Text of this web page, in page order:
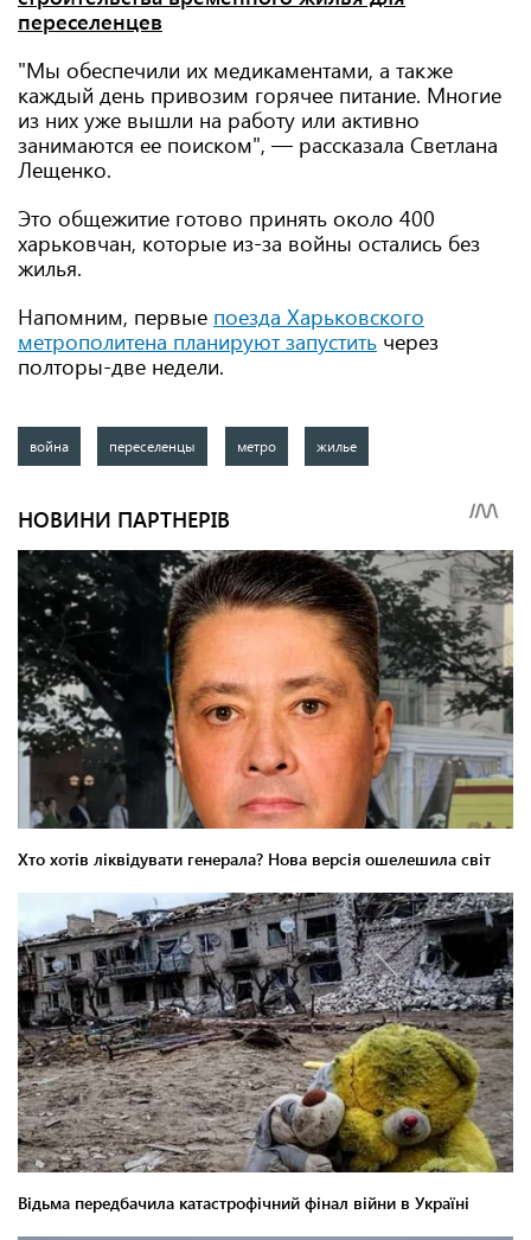
переселенцев
"Мы обеспечили их медикаментами, а также
каждый день привозим горячее питание. Многие
из них уже вышли на работу или активно
занимаются ее поиском", — рассказала Светлана
Лещенко.
Это общежитие готово принять около 400
харьковчан, которые из-за войны остались без
жилья.
Напомним, первые поезда Харьковского
метрополитена планируют запустить через
полторы-две недели.
война переселенцы метро жилье